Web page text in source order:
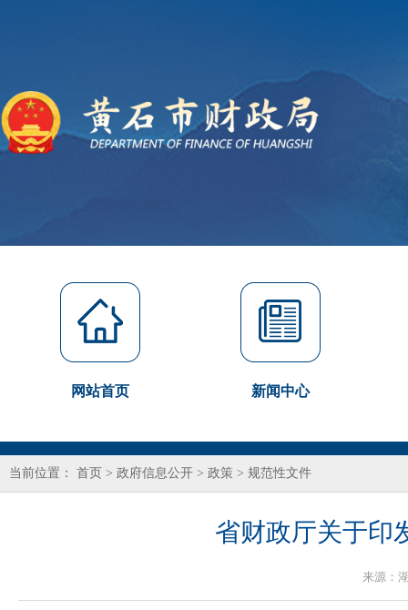
网站首页 新闻中心
当前位置： 首页 > 政府信息公开 > 政策 > 规范性文件
省财政厅关于印
来源：